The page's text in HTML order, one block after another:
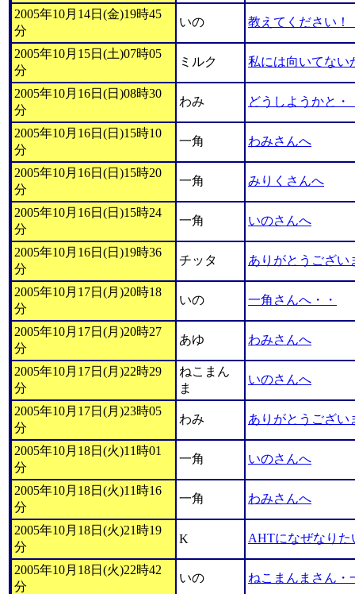
2005年10月14日(金)19時45
分
いの 教えてください！
2005年10月15日(土)07時05
分
ミルク 私には向いてない
2005年10月16日(日)08時30
分
わみ どうしようかと・
2005年10月16日(日)15時10
分
一角 わみさんへ
2005年10月16日(日)15時20
分
一角 みりくさんへ
2005年10月16日(日)15時24
分
一角 いのさんへ
2005年10月16日(日)19時36
分
チッタ ありがとうござい
2005年10月17日(月)20時18
分
いの 一角さんへ・・
2005年10月17日(月)20時27
分
あゆ わみさんへ
2005年10月17日(月)22時29
分
ねこまん
ま
いのさんへ
2005年10月17日(月)23時05
分
わみ ありがとうござい
2005年10月18日(火)11時01
分
一角 いのさんへ
2005年10月18日(火)11時16
分
一角 わみさんへ
2005年10月18日(火)21時19
分
K AHTになぜなりた
2005年10月18日(火)22時42
分
いの ねこまんまさん・